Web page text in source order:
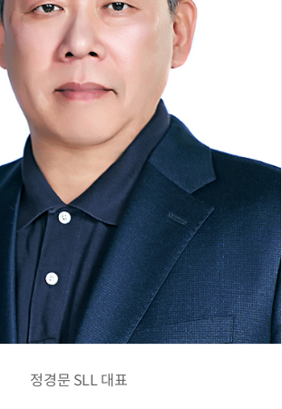
정경문 SLL 대표